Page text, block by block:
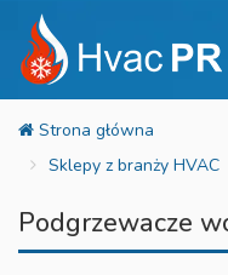
Sklepy z branży HVAC
Podgrzewacze